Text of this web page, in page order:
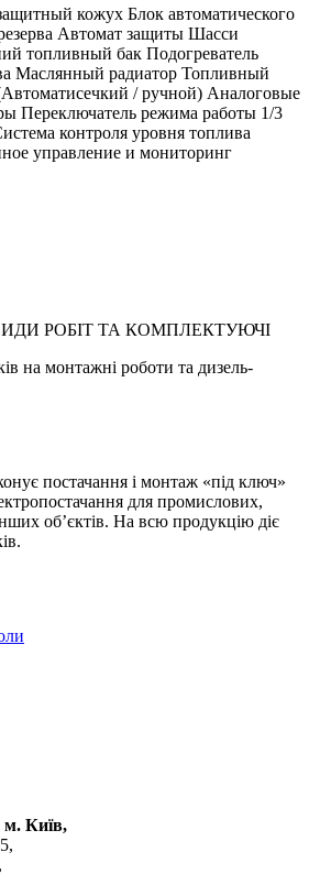
кожух Блок автоматического
Автомат защиты Шасси
топливный бак Подогреватель
Маслянный радиатор Топливный
/ ручной) Аналоговые
Переключатель режима работы 1/3
контроля уровня топлива
управление и мониторинг
РОБІТ ТА КОМПЛЕКТУЮЧІ
на монтажні роботи та дизель-
постачання і монтаж «під ключ»
для промислових,
об’єктів. На всю продукцію діє
м. Київ,